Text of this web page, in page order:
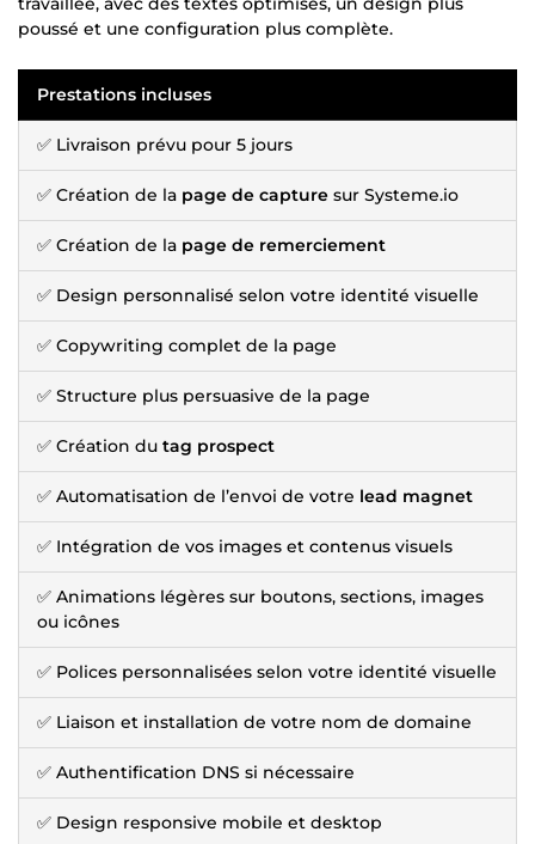
poussé et une configuration plus complète.
Prestations incluses
✅ Livraison prévu pour 5 jours
✅ Création de la page de capture sur Systeme.io
✅ Création de la page de remerciement
✅ Design personnalisé selon votre identité visuelle
✅ Copywriting complet de la page
✅ Structure plus persuasive de la page
✅ Création du tag prospect
✅ Automatisation de l’envoi de votre lead magnet
✅ Intégration de vos images et contenus visuels
✅ Animations légères sur boutons, sections, images
ou icônes
✅ Polices personnalisées selon votre identité visuelle
✅ Liaison et installation de votre nom de domaine
✅ Authentification DNS si nécessaire
✅ Design responsive mobile et desktop